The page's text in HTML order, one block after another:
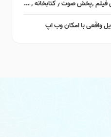
واقعی با امکان وب اپ